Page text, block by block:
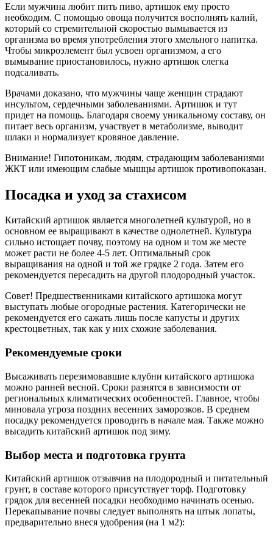
Если мужчина любит пить пиво, артишок ему просто
необходим. С помощью овоща получится восполнять калий,
который со стремительной скоростью вымывается из
организма во время употребления этого хмельного напитка.
Чтобы микроэлемент был усвоен организмом, а его
вымывание приостановилось, нужно артишок слегка
подсаливать.
Врачами доказано, что мужчины чаще женщин страдают
инсультом, сердечными заболеваниями. Артишок и тут
придет на помощь. Благодаря своему уникальному составу, он
питает весь организм, участвует в метаболизме, выводит
шлаки и нормализует кровяное давление.
Внимание! Гипотоникам, людям, страдающим заболеваниями
ЖКТ или имеющим слабые мышцы артишок противопоказан.
Посадка и уход за стахисом
Китайский артишок является многолетней культурой, но в
основном ее выращивают в качестве однолетней. Культура
сильно истощает почву, поэтому на одном и том же месте
может расти не более 4-5 лет. Оптимальный срок
выращивания на одной и той же грядке 2 года. Затем его
рекомендуется пересадить на другой плодородный участок.
Совет! Предшественниками китайского артишока могут
выступать любые огородные растения. Категорически не
рекомендуется его сажать лишь после капусты и других
крестоцветных, так как у них схожие заболевания.
Рекомендуемые сроки
Высаживать перезимовавшие клубни китайского артишока
можно ранней весной. Сроки разнятся в зависимости от
региональных климатических особенностей. Главное, чтобы
миновала угроза поздних весенних заморозков. В среднем
посадку рекомендуется проводить в начале мая. Также можно
высадить китайский артишок под зиму.
Выбор места и подготовка грунта
Китайский артишок отзывчив на плодородный и питательный
грунт, в составе которого присутствует торф. Подготовку
грядок для весенней посадки необходимо начинать осенью.
Перекапывание почвы следует выполнять на штык лопаты,
предварительно внеся удобрения (на 1 м2):